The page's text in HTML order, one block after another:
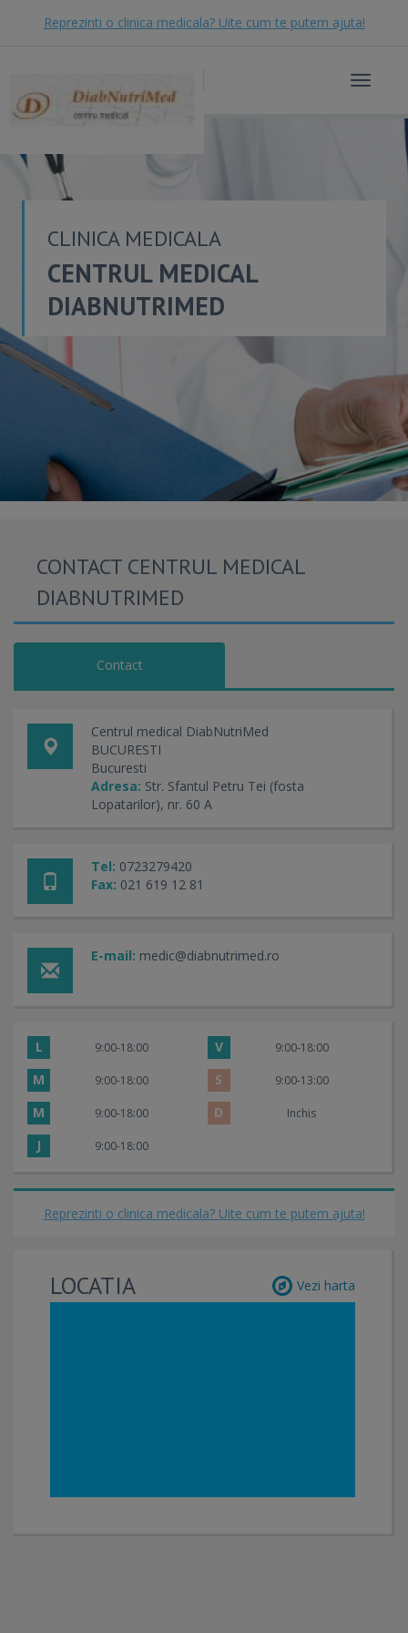
Reprezinti o clinica medicala? Uite cum te putem ajuta!
Toggle
CLINICA MEDICALA
CENTRUL MEDICAL
DIABNUTRIMED
CONTACT CENTRUL MEDICAL
DIABNUTRIMED
Contact
Centrul medical DiabNutriMed
BUCURESTI
Bucuresti
Adresa: Str. Sfantul Petru Tei (fosta
Lopatarilor), nr. 60 A
Tel: 0723279420
Fax: 021 619 12 81
E-mail: medic@diabnutrimed.ro
L 9:00-18:00 V 9:00-18:00
M 9:00-18:00 S 9:00-13:00
M 9:00-18:00 D Inchis
J 9:00-18:00
Reprezinti o clinica medicala? Uite cum te putem ajuta!
LOCATIA Vezi harta